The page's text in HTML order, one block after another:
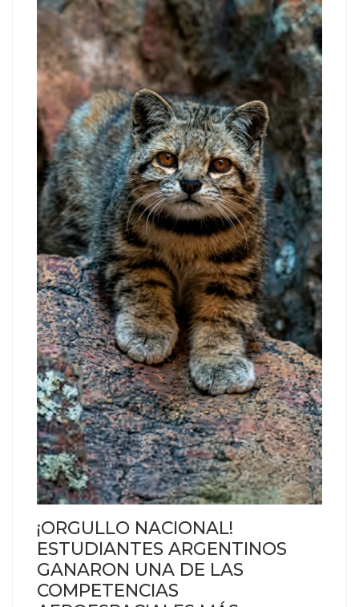
¡ORGULLO NACIONAL!
ESTUDIANTES ARGENTINOS
GANARON UNA DE LAS
COMPETENCIAS